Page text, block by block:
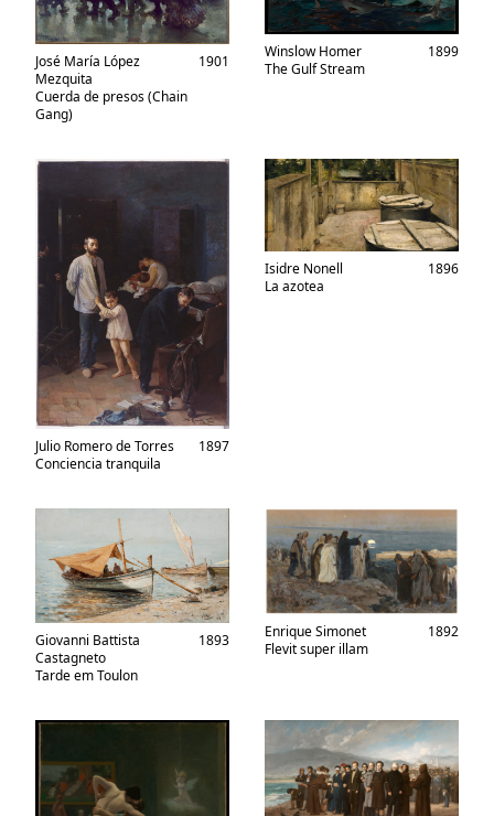
José María López
Mezquita
Cuerda de presos (Chain
Gang)
1901
Winslow Homer
The Gulf Stream
1899
Julio Romero de Torres
Conciencia tranquila
1897
Isidre Nonell
La azotea
1896
Giovanni Battista
Castagneto
Tarde em Toulon
1893
Enrique Simonet
Flevit super illam
1892